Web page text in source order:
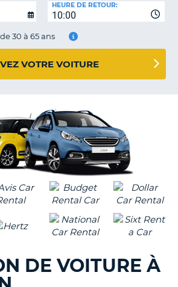
10:00
HEURE DE RETOUR:
30 à 65 ans
VOTRE VOITURE
DE VOITURE À